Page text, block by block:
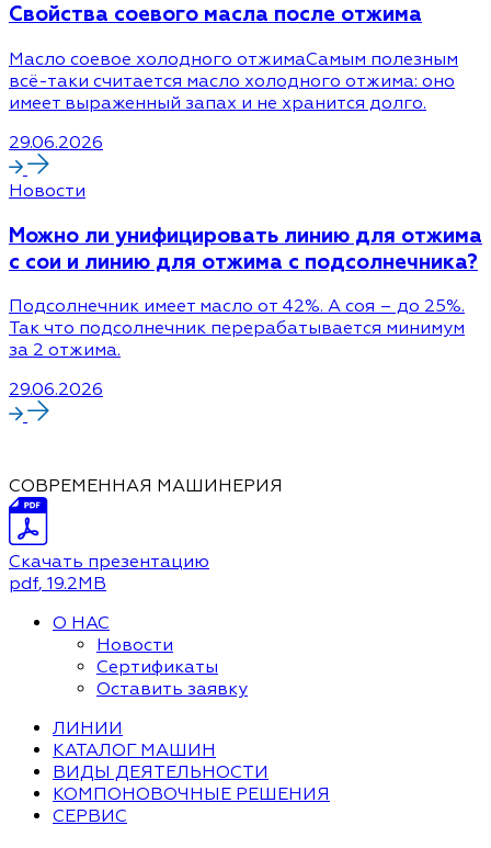
Cвойства соевого масла после отжима
Масло соевое холодного отжимаСамым полезным
всё-таки считается масло холодного отжима: оно
имеет выраженный запах и не хранится долго.
29.06.2026
Новости
Можно ли унифицировать линию для отжима
с сои и линию для отжима с подсолнечника?
Подсолнечник имеет масло от 42%. А соя – до 25%.
Так что подсолнечник перерабатывается минимум
за 2 отжима.
29.06.2026
СОВРЕМЕННАЯ МАШИНЕРИЯ
Скачать презентацию
pdf, 19.2MB
О НАС
Новости
Сертификаты
Оставить заявку
ЛИНИИ
КАТАЛОГ МАШИН
ВИДЫ ДЕЯТЕЛЬНОСТИ
КОМПОНОВОЧНЫЕ РЕШЕНИЯ
СЕРВИС